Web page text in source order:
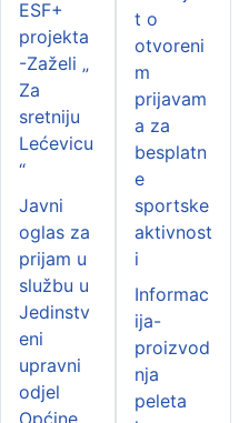
ESF+
projekta
-Zaželi „
Za
sretniju
Lećevicu
“
Javni
oglas za
prijam u
službu u
Jedinstv
eni
upravni
odjel
Općine
t o
otvoreni
m
prijavam
a za
besplatn
e
sportske
aktivnost
i
Informac
ija-
proizvod
nja
peleta